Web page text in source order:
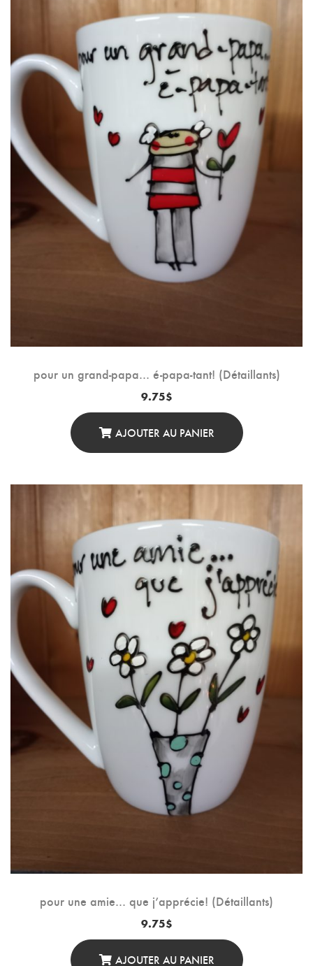
pour un grand-papa… é-papa-tant! (Détaillants)
9.75$
AJOUTER AU PANIER
pour une amie… que j’apprécie! (Détaillants)
9.75$
AJOUTER AU PANIER